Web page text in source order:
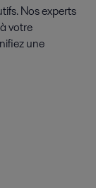
Nos experts
votre
une